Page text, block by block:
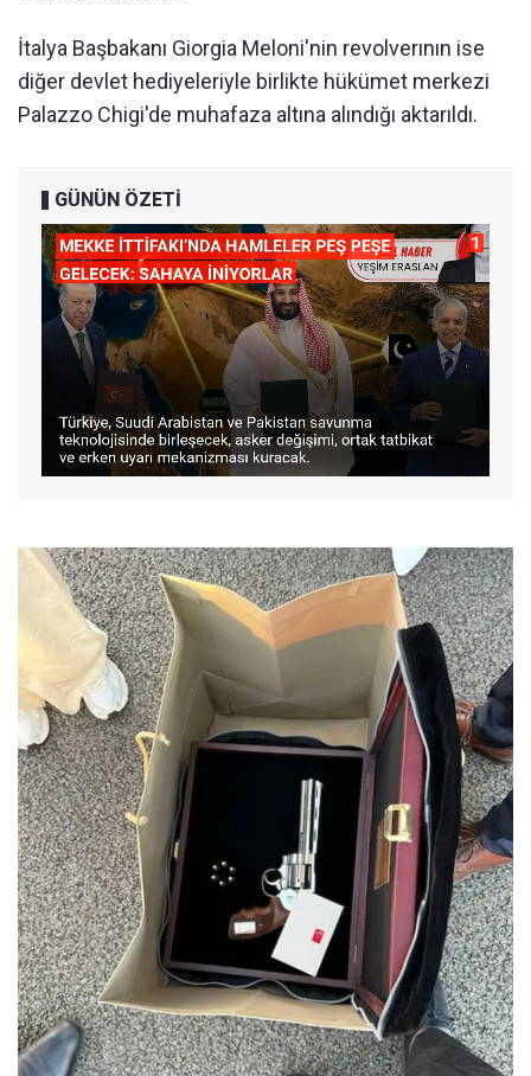
İtalya Başbakanı Giorgia Meloni'nin revolverının ise
diğer devlet hediyeleriyle birlikte hükümet merkezi
Palazzo Chigi'de muhafaza altına alındığı aktarıldı.
GÜNÜN ÖZETİ